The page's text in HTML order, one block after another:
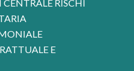
RISCHI
E